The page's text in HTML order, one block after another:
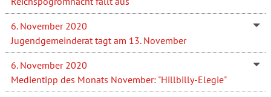
6. November 2020
Jugendgemeinderat tagt am 13. November
6. November 2020
Medientipp des Monats November: "Hillbilly-Elegie"